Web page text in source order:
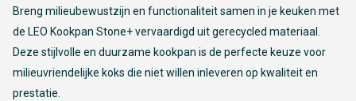
Breng milieubewustzijn en functionaliteit samen in je keuken met
de LEO Kookpan Stone+ vervaardigd uit gerecycled materiaal.
Deze stijlvolle en duurzame kookpan is de perfecte keuze voor
milieuvriendelijke koks die niet willen inleveren op kwaliteit en
prestatie.